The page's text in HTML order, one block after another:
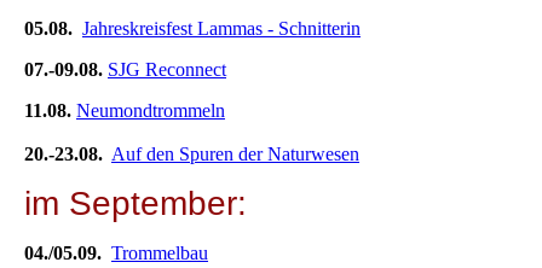
05.08. Jahreskreisfest Lammas - Schnitterin
07.-09.08. SJG Reconnect
11.08. Neumondtrommeln
20.-23.08. Auf den Spuren der Naturwesen
im September:
04./05.09. Trommelbau